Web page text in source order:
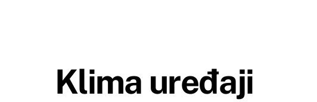
Klima uređaji